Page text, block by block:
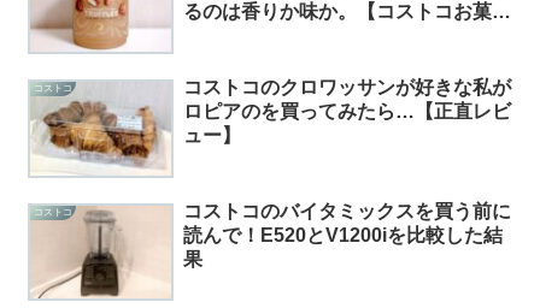
るのは香りか味か。【コストコお菓子
コストコ
コストコのクロワッサンが好きな私が
ロピアのを買ってみたら…【正直レビ
ュー】
コストコ
コストコのバイタミックスを買う前に
読んで！E520とV1200iを比較した結
果